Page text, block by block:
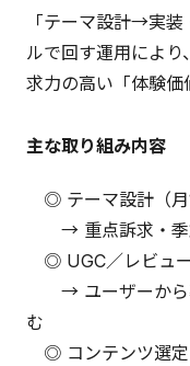
「テーマ設計→実
ルで回す運用によ
求力の高い「体験価
主な取り組み内容
◎ テーマ設計（月1
→ 重点訴求・季
◎ UGC／レビュ
→ ユーザーから
む
◎ コンテンツ選定